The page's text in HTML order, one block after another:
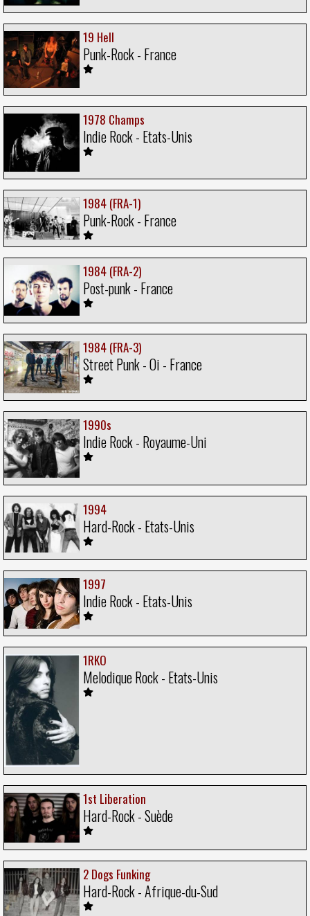
19 Hell
Punk-Rock - France
1978 Champs
Indie Rock - Etats-Unis
1984 (FRA-1)
Punk-Rock - France
1984 (FRA-2)
Post-punk - France
1984 (FRA-3)
Street Punk - Oi - France
1990s
Indie Rock - Royaume-Uni
1994
Hard-Rock - Etats-Unis
1997
Indie Rock - Etats-Unis
1RKO
Melodique Rock - Etats-Unis
1st Liberation
Hard-Rock - Suède
2 Dogs Funking
Hard-Rock - Afrique-du-Sud